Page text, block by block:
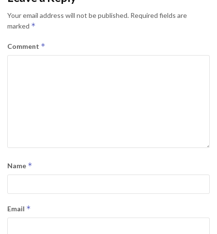
Your email address will not be published. Required fields are
marked *
Comment *
Name *
Email *